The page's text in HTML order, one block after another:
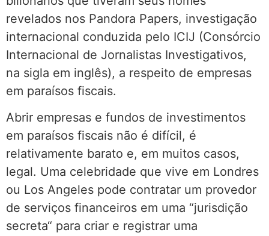
revelados nos Pandora Papers, investigação
internacional conduzida pelo ICIJ (Consórcio
Internacional de Jornalistas Investigativos,
na sigla em inglês), a respeito de empresas
em paraísos fiscais.
Abrir empresas e fundos de investimentos
em paraísos fiscais não é difícil, é
relativamente barato e, em muitos casos,
legal. Uma celebridade que vive em Londres
ou Los Angeles pode contratar um provedor
de serviços financeiros em uma “jurisdição
secreta“ para criar e registrar uma